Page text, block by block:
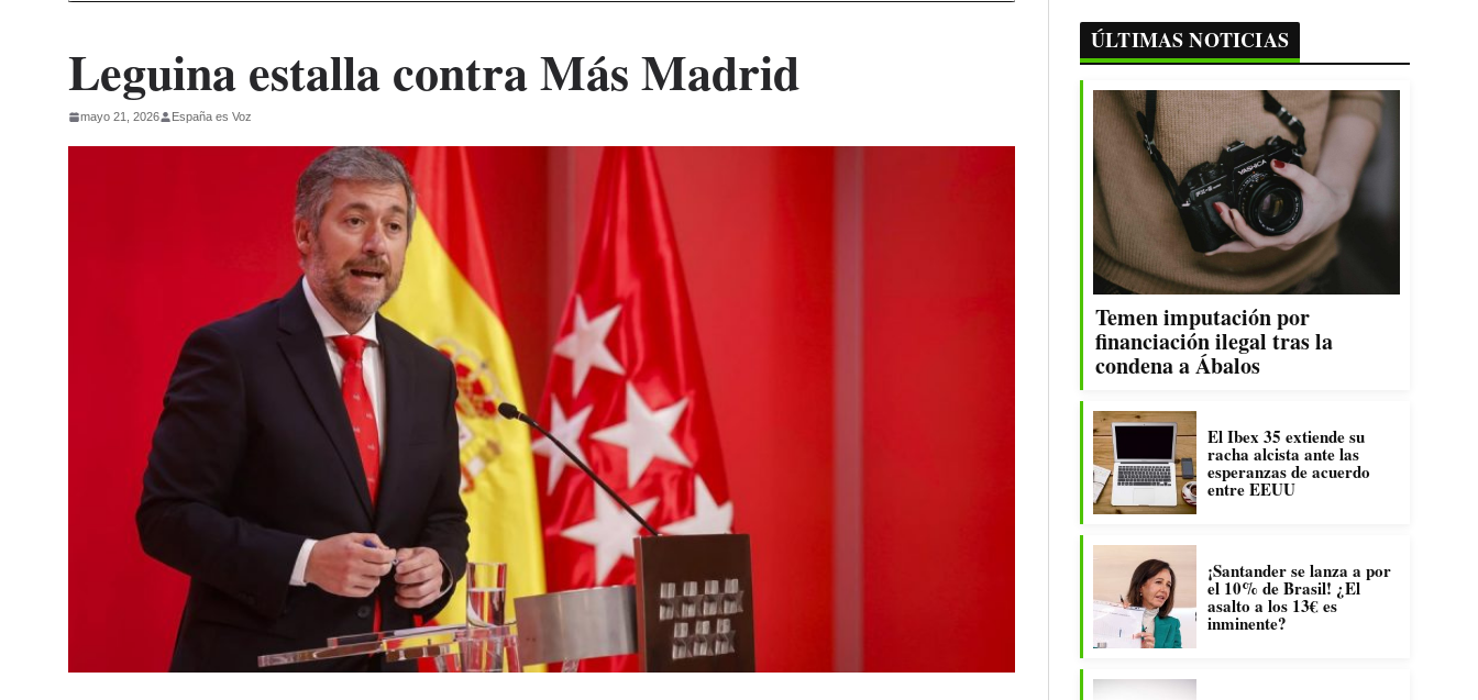
Leguina estalla contra Más Madrid
mayo 21, 2026 España es Voz
ÚLTIMAS NOTICIAS
Temen imputación por
financiación ilegal tras la
condena a Ábalos
El Ibex 35 extiende su
racha alcista ante las
esperanzas de acuerdo
entre EEUU
¡Santander se lanza a por
el 10% de Brasil! ¿El
asalto a los 13€ es
inminente?